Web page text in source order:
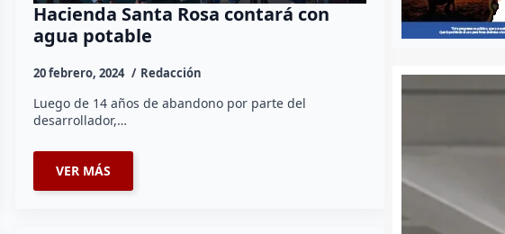
Hacienda Santa Rosa contará con
agua potable
20 febrero, 2024 Redacción
Luego de 14 años de abandono por parte del
desarrollador,…
VER MÁS